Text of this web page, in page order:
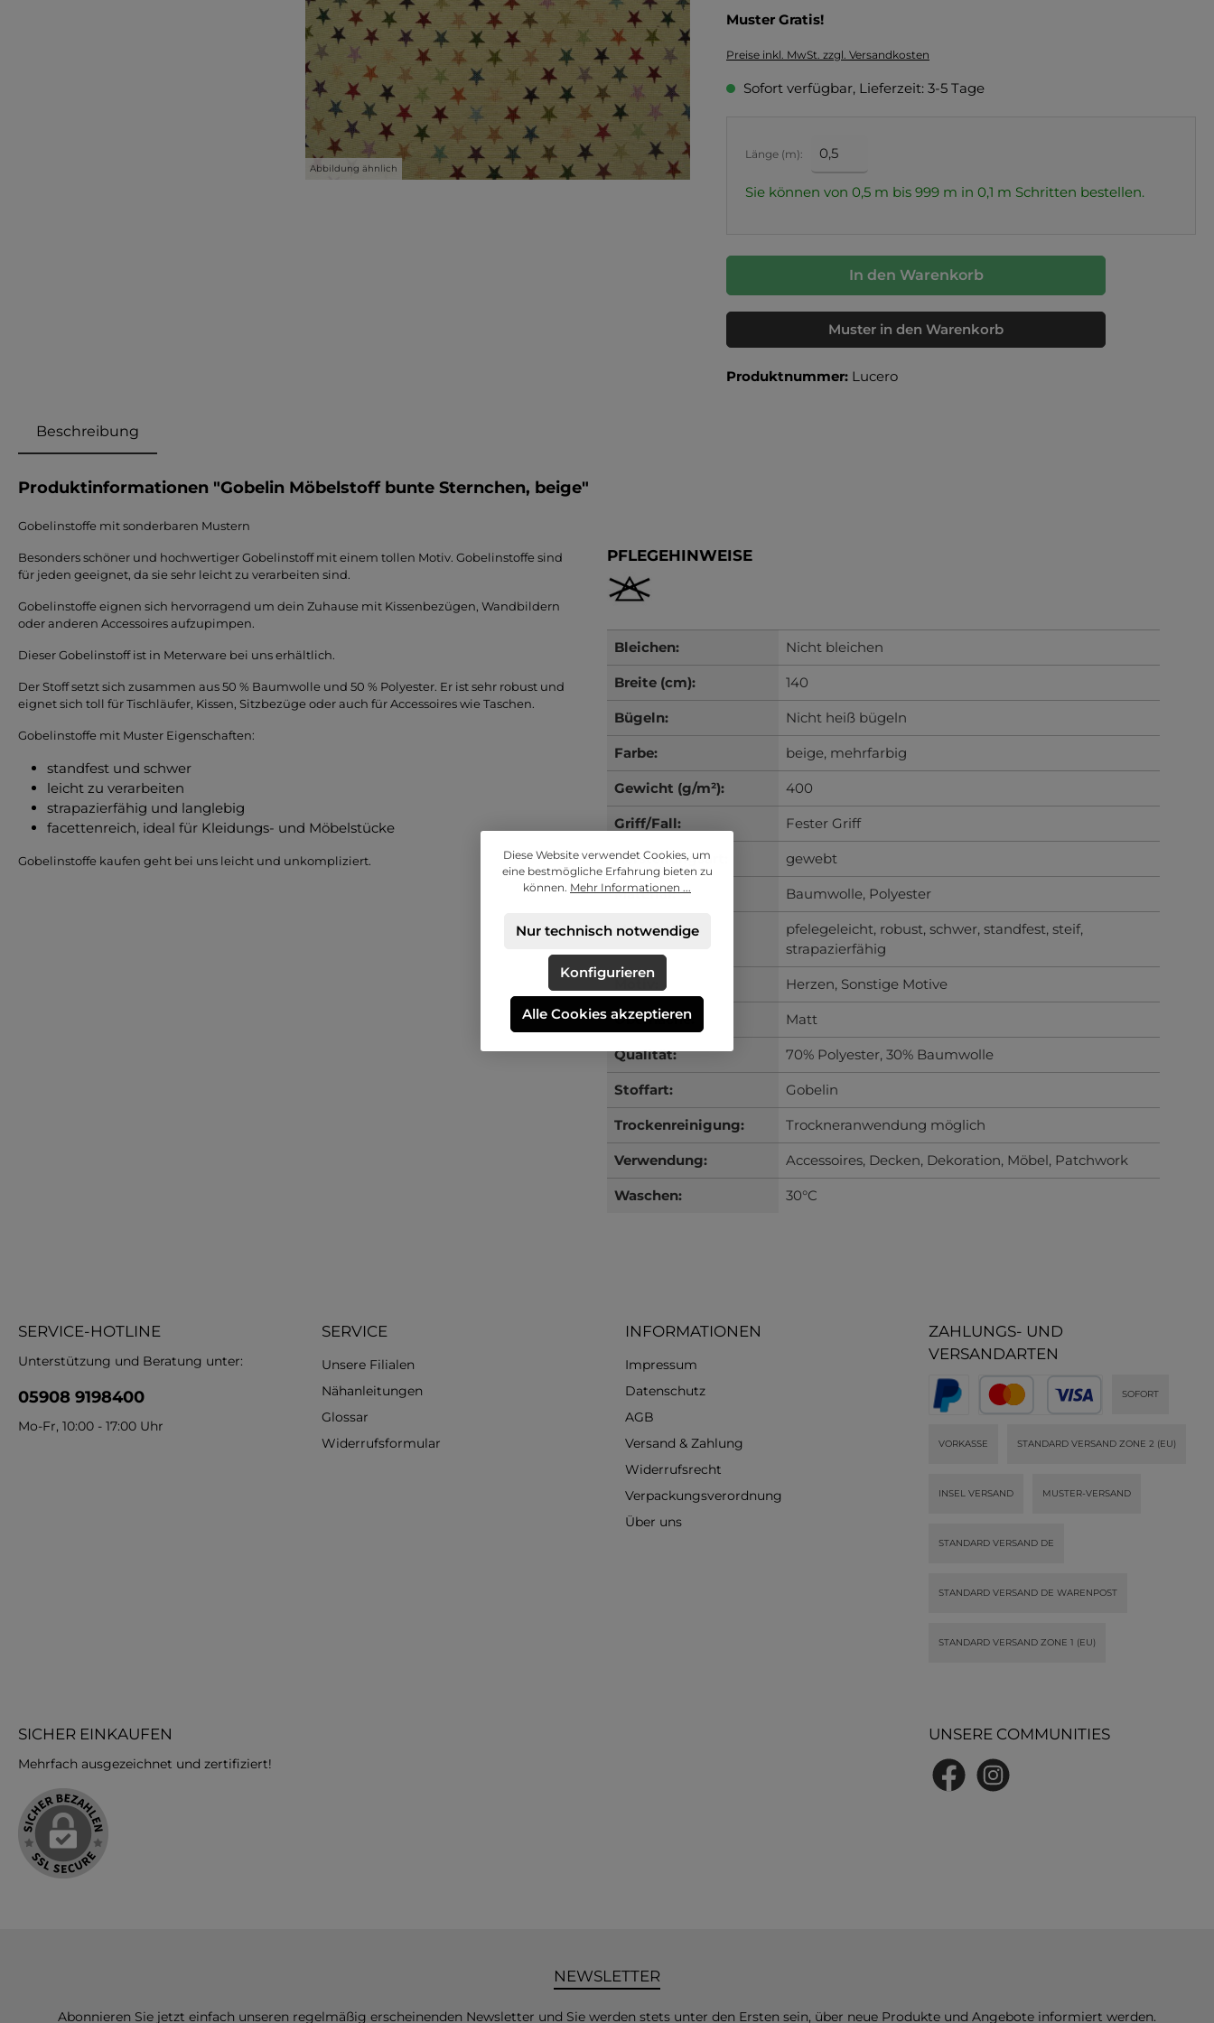
Abbildung ähnlich
Muster Gratis!
Preise inkl. MwSt. zzgl. Versandkosten
Sofort verfügbar, Lieferzeit: 3-5 Tage
Länge (m):
Sie können von 0,5 m bis 999 m in 0,1 m Schritten bestellen.
In den Warenkorb
Muster in den Warenkorb
Produktnummer: Lucero
Beschreibung
Produktinformationen "Gobelin Möbelstoff bunte Sternchen, beige"
Gobelinstoffe mit sonderbaren Mustern
Besonders schöner und hochwertiger Gobelinstoff mit einem tollen Motiv. Gobelinstoffe sind
für jeden geeignet, da sie sehr leicht zu verarbeiten sind.
Gobelinstoffe eignen sich hervorragend um dein Zuhause mit Kissenbezügen, Wandbildern
oder anderen Accessoires aufzupimpen.
Dieser Gobelinstoff ist in Meterware bei uns erhältlich.
Der Stoff setzt sich zusammen aus 50 % Baumwolle und 50 % Polyester. Er ist sehr robust und
eignet sich toll für Tischläufer, Kissen, Sitzbezüge oder auch für Accessoires wie Taschen.
Gobelinstoffe mit Muster Eigenschaften:
standfest und schwer
leicht zu verarbeiten
strapazierfähig und langlebig
facettenreich, ideal für Kleidungs- und Möbelstücke
Gobelinstoffe kaufen geht bei uns leicht und unkompliziert.
PFLEGEHINWEISE
Bleichen: Nicht bleichen
Breite (cm): 140
Bügeln: Nicht heiß bügeln
Farbe: beige, mehrfarbig
Gewicht (g/m²): 400
Griff/Fall: Fester Griff
Herstellungsart: gewebt
Material: Baumwolle, Polyester
Merkmale: pfelegeleicht, robust, schwer, standfest, steif,
strapazierfähig
Herzen, Sonstige Motive
Oberfläche: Matt
Qualität: 70% Polyester, 30% Baumwolle
Stoffart: Gobelin
Trockenreinigung: Trockneranwendung möglich
Verwendung: Accessoires, Decken, Dekoration, Möbel, Patchwork
Waschen: 30°C
SERVICE-HOTLINE
Unterstützung und Beratung unter:
05908 9198400
Mo-Fr, 10:00 - 17:00 Uhr
SERVICE
Unsere Filialen
Nähanleitungen
Glossar
Widerrufsformular
INFORMATIONEN
Impressum
Datenschutz
AGB
Versand & Zahlung
Widerrufsrecht
Verpackungsverordnung
Über uns
ZAHLUNGS- UND
VERSANDARTEN
SOFORT
VORKASSE STANDARD VERSAND ZONE 2 (EU)
INSEL VERSAND MUSTER-VERSAND
STANDARD VERSAND DE
STANDARD VERSAND DE WARENPOST
STANDARD VERSAND ZONE 1 (EU)
SICHER EINKAUFEN
Mehrfach ausgezeichnet und zertifiziert!
UNSERE COMMUNITIES
FacebookInstagram
NEWSLETTER
Abonnieren Sie jetzt einfach unseren regelmäßig erscheinenden Newsletter und Sie werden stets unter den Ersten sein, über neue Produkte und Angebote informiert werden.
Diese Website verwendet Cookies, um
eine bestmögliche Erfahrung bieten zu
können. Mehr Informationen ...
Nur technisch notwendige
Konfigurieren
Alle Cookies akzeptieren